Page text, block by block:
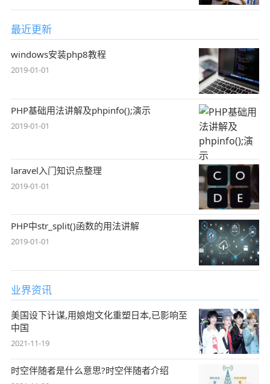
最近更新
windows安装php8教程
2019-01-01
PHP基础用法讲解及phpinfo();演示
2019-01-01
laravel入门知识点整理
2019-01-01
PHP中str_split()函数的用法讲解
2019-01-01
业界资讯
美国设下计谋,用娘炮文化重塑日本,已影响至
中国
2021-11-19
时空伴随者是什么意思?时空伴随者介绍